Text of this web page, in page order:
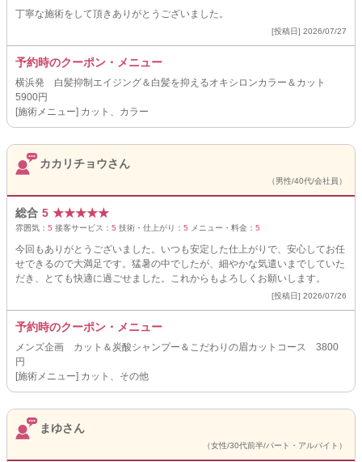
丁寧な施術をして頂きありがとうございました。
[投稿日] 2026/07/27
予約時のクーポン・メニュー
横浜発 白髪抑制エイジング＆白髪を抑えるオキシロンカラー＆カット
5900円
[施術メニュー] カット、カラー
カカリチョウさん
（男性/40代/会社員）
総合 5 ★★★★★
雰囲気： 5 接客サービス： 5 技術・仕上がり： 5 メニュー・料金： 5
今回もありがとうございました。いつも安定した仕上がりで、安心してお任
せできるので大満足です。猛暑の中でしたが、細やかな気遣いまでしていた
だき、とても快適に過ごせました。これからもよろしくお願いします。
[投稿日] 2026/07/26
予約時のクーポン・メニュー
メンズ企画 カット＆炭酸シャンプー＆こだわりの眉カットコース 3800
円
[施術メニュー] カット、その他
まゆさん
（女性/30代前半/パート・アルバイト）